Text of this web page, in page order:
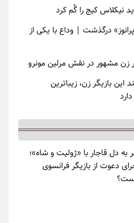
نیکلاس کیج را گُم کرد
درگذشت | وداع با یکی از
زن مشهور در نقش مرلین مونرو
این بازیگر زن، زیباترین
به دل قاجار با «ژولیت و شاه»؛
دعوت از ‌بازیگر فرانسوی